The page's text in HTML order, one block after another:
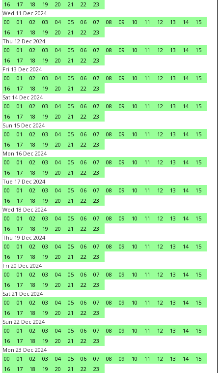
16
17 18 19 20 21 22
23
Wed 11 Dec 2024
00
01 02 03 04 05 06 07 08 09 10 11 12 13 14
15
16
17 18 19 20 21 22
23
Thu 12 Dec 2024
00
01 02 03 04 05 06 07 08 09 10 11 12 13 14
15
16
17 18 19 20 21 22
23
Fri 13 Dec 2024
00
01 02 03 04 05 06 07 08 09 10 11 12 13 14
15
16
17 18 19 20 21 22
23
Sat 14 Dec 2024
00
01 02 03 04 05 06 07 08 09 10 11 12 13 14
15
16
17 18 19 20 21 22
23
Sun 15 Dec 2024
00
01 02 03 04 05 06 07 08 09 10 11 12 13 14
15
16
17 18 19 20 21 22
23
Mon 16 Dec 2024
00
01 02 03 04 05 06 07 08 09 10 11 12 13 14
15
16
17 18 19 20 21 22
23
Tue 17 Dec 2024
00
01 02 03 04 05 06 07 08 09 10 11 12 13 14
15
16
17 18 19 20 21 22
23
Wed 18 Dec 2024
00
01 02 03 04 05 06 07 08 09 10 11 12 13 14
15
16
17 18 19 20 21 22
23
Thu 19 Dec 2024
00
01 02 03 04 05 06 07 08 09 10 11 12 13 14
15
16
17 18 19 20 21 22
23
Fri 20 Dec 2024
00
01 02 03 04 05 06 07 08 09 10 11 12 13 14
15
16
17 18 19 20 21 22
23
Sat 21 Dec 2024
00
01 02 03 04 05 06 07 08 09 10 11 12 13 14
15
16
17 18 19 20 21 22
23
Sun 22 Dec 2024
00
01 02 03 04 05 06 07 08 09 10 11 12 13 14
15
16
17 18 19 20 21 22
23
Mon 23 Dec 2024
00
01 02 03 04 05 06 07 08 09 10 11 12 13 14
15
16
17 18 19 20 21 22 23